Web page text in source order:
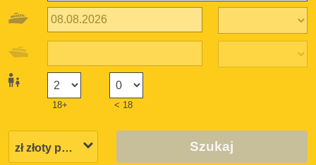
18+ < 18
Szukaj